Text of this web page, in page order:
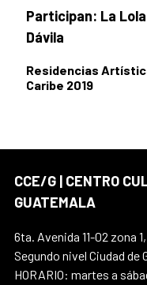
Participan: La
Dávila
Residencias
Caribe 2019
CCE/G | CENTRO
GUATEMALA
6ta. Avenida 11-02 zona
Segundo nivel Ciudad de
HORARIO: martes a